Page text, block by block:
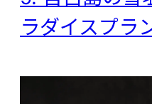
ラダイスプラ